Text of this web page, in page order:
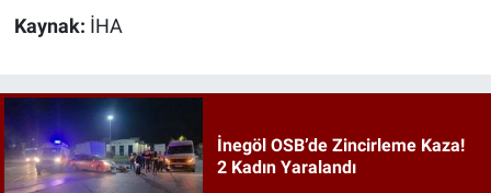
Kaynak: İHA
İnegöl OSB’de Zincirleme Kaza!
2 Kadın Yaralandı